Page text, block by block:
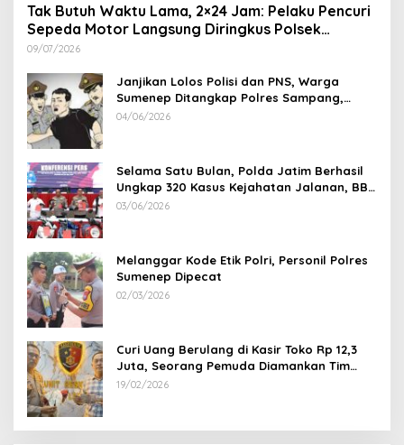
Tak Butuh Waktu Lama, 2×24 Jam: Pelaku Pencuri
Sepeda Motor Langsung Diringkus Polsek
Lenteng di Wilayah Manding
09/07/2026
Janjikan Lolos Polisi dan PNS, Warga
Sumenep Ditangkap Polres Sampang,
Korban Rugi Rp 600 juta
04/06/2026
Selama Satu Bulan, Polda Jatim Berhasil
Ungkap 320 Kasus Kejahatan Jalanan, BB
100 Sepeda Motor dan 12 Mobil Diamankan
03/06/2026
Melanggar Kode Etik Polri, Personil Polres
Sumenep Dipecat
02/03/2026
Curi Uang Berulang di Kasir Toko Rp 12,3
Juta, Seorang Pemuda Diamankan Tim
Reskrim Polsek Lenteng Sumenep
19/02/2026